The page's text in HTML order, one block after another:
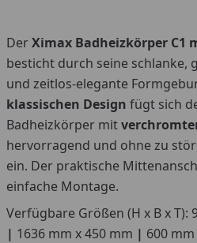
DerXimax Badheizkörper C1
besticht durch seine schlanke,
und zeitlos-elegante
klassischen Design fügt sich
Badheizkörper mit
hervorragend und ohne zu
ein. Der praktische
einfache Montage.
Verfügbare Größen (H x B x T):
| 1636 mm x 450 mm | 600